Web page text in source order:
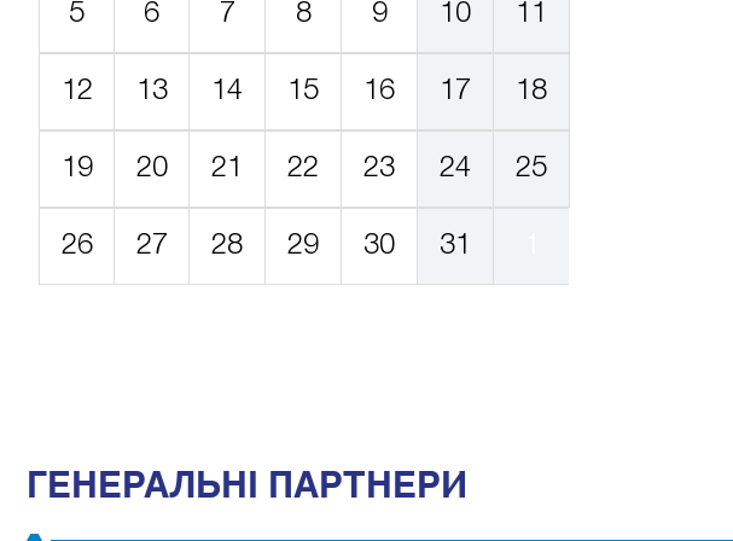
5 6 7 8 9 10 11
12 13 14 15 16 17 18
19 20 21 22 23 24 25
26 27 28 29 30 31
ГЕНЕРАЛЬНІ ПАРТНЕРИ